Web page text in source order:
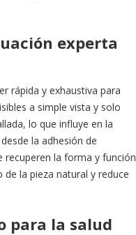
experta
rápida y exhaustiva para
a simple vista y solo
lo que influye en la
la adhesión de
la forma y función
la pieza natural y reduce
para la salud